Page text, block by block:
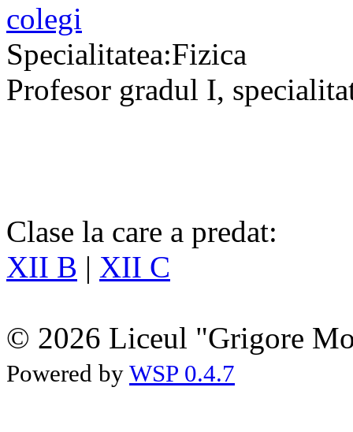
colegi
Specialitatea:Fizica
Profesor gradul I,
Clase la care a predat:
XII B | XII C
© 2026 Liceul "Grigore
Powered by WSP 0.4.7